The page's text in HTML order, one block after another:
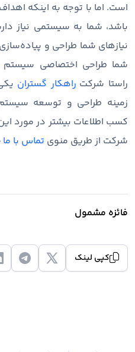
است. اما با توجه به اینکه
باشد، شما به سیستمی نیاز
نیازهای شما طراحی و
شما طراحی اختصاصی
راستا شرکت راهکار گستران
زمینه طراحی و توسعه
کسب اطلاعات بیشتر در مورد
شرکت از طریق منوی تماس با ما
فائزه مشمول
کپی لینک